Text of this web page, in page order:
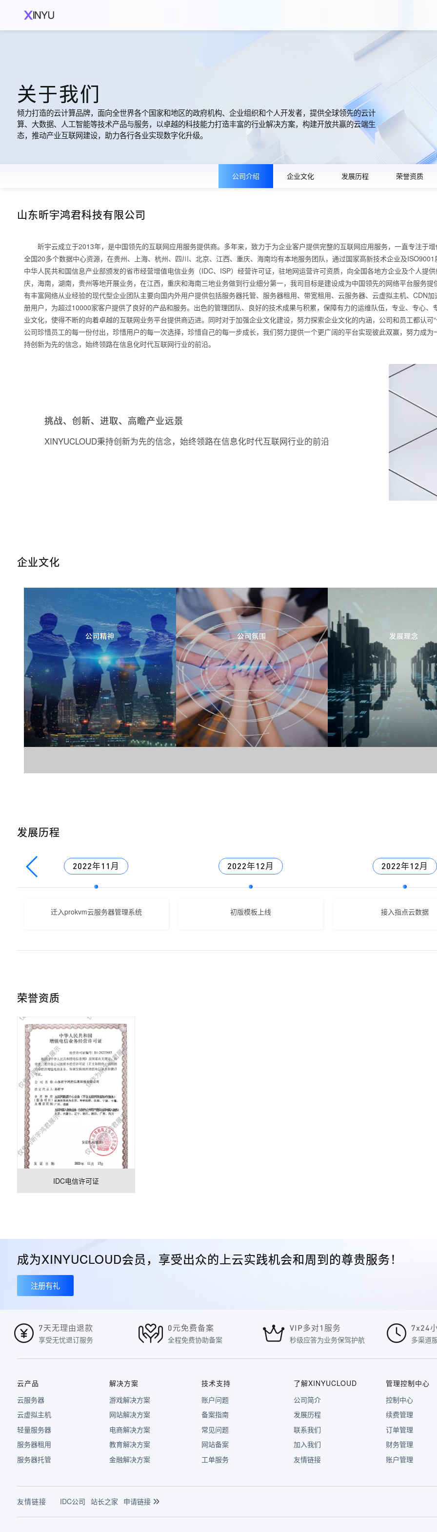
关于我们
倾力打造的云计算品牌，面向全世界各个国家和地区的政府机构、企业组织和个人开发者，提供全球领先的云计
算、大数据、人工智能等技术产品与服务，以卓越的科技能力打造丰富的行业解决方案，构建开放共赢的云端生
态，推动产业互联网建设，助力各行各业实现数字化升级。
公司介绍 企业文化 发展历程 荣誉资质
山东昕宇鸿君科技有限公司
昕宇云成立于2013年，是中国领先的互联网应用服务提供商。多年来，致力于为企业客户提供完整的互联网应用服务，一直专注于
全国20多个数据中心资源，在贵州、上海、杭州、四川、北京、江西、重庆、海南均有本地服务团队，通过国家高新技术企业及
中华人民共和国信息产业部颁发的省市经营增值电信业务（IDC、ISP）经营许可证，驻地网运营许可资质，向全国各地方企业及个人提
庆，海南，湖南，贵州等地开展业务，在江西，重庆和海南三地业务做到行业细分第一，我司目标是建设成为中国领先的网络平台服务
有丰富网络从业经验的现代型企业团队主要向国内外用户提供包括服务器托管、服务器租用、带宽租用、云服务器、云虚拟主机、CDN
册用户，为超过10000家客户提供了良好的产品和服务。出色的管理团队、良好的技术成果与积累，保障有力的运维队伍，专业、专心
业文化，使得不断的向着卓越的互联网业务平台提供商迈进。同时对于加强企业文化建设，努力探索企业文化的内涵，公司和员工都认可
公司珍惜员工的每一份付出，珍惜用户的每一次选择，珍惜自己的每一步成长，我们努力提供一个更广阔的平台实现彼此双赢，努力成
持创新为先的信念，始终领路在信息化时代互联网行业的前沿。
挑战、创新、进取、高瞻产业远景
XINYUCLOUD秉持创新为先的信念，始终领路在信息化时代互联网行业的前沿
企业文化
公司精神 公司氛围 发展理念
发展历程
2022年11月
迁入prokvm云服务器管理系统
2022年12月
初版模板上线
2022年12月
接入指点云数据
荣誉资质
IDC电信许可证
成为XINYUCLOUD会员，享受出众的上云实践机会和周到的尊贵服务！
注册有礼
7天无理由退款
享受无忧退订服务
0元免费备案
全程免费协助备案
VIP多对1服务
秒级应答为业务保驾护航
7x24
多渠道
云产品
云服务器
云虚拟主机
轻量服务器
服务器租用
服务器托管
解决方案
游戏解决方案
网站解决方案
电商解决方案
教育解决方案
金融解决方案
技术支持
账户问题
备案指南
常见问题
网站备案
工单服务
了解XINYUCLOUD
公司简介
发展历程
联系我们
加入我们
友情链接
管理控制中心
控制中心
续费管理
订单管理
财务管理
账户管理
友情链接 IDC公司 站长之家 申请链接